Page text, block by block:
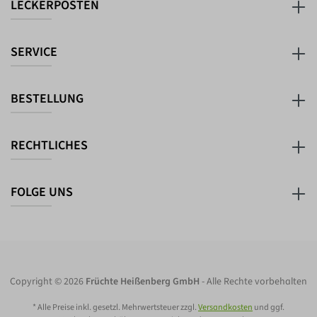
LECKERPOSTEN
SERVICE
BESTELLUNG
RECHTLICHES
FOLGE UNS
Copyright © 2026 Früchte Heißenberg GmbH - Alle Rechte vorbehalten
* Alle Preise inkl. gesetzl. Mehrwertsteuer zzgl.Versandkosten und ggf.